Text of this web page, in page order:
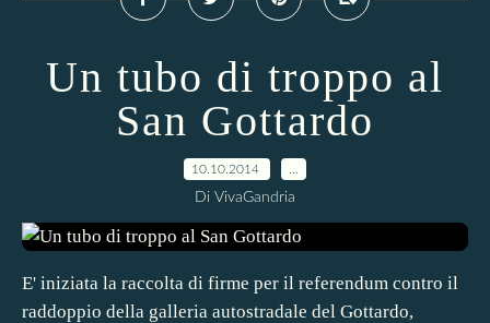
Un tubo di troppo al
San Gottardo
10.10.2014
Di VivaGandria
E' iniziata la raccolta di firme per il referendum contro il
raddoppio della galleria autostradale del Gottardo,